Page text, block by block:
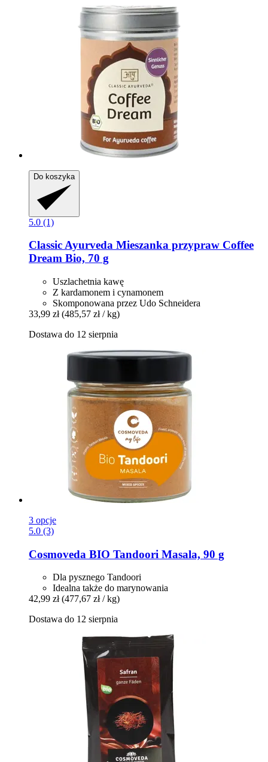
Do koszyka
5.0 (1)
Classic Ayurveda Mieszanka przypraw Coffee
Dream Bio, 70 g
Uszlachetnia kawę
Z kardamonem i cynamonem
Skomponowana przez Udo Schneidera
33,99 zł (485,57 zł / kg)
Dostawa do 12 sierpnia
3 opcje
5.0 (3)
Cosmoveda BIO Tandoori Masala, 90 g
Dla pysznego Tandoori
Idealna także do marynowania
42,99 zł (477,67 zł / kg)
Dostawa do 12 sierpnia